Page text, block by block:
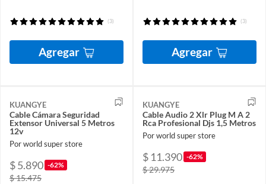
(3)
Agregar
(3)
Agregar
KUANGYE
Cable Cámara Seguridad
Extensor Universal 5 Metros
12v
Por world super store
$ 5.890 -62%
$ 15.475
KUANGYE
Cable Audio 2 Xlr Plug M A 2
Rca Profesional Djs 1,5 Metros
Por world super store
$ 11.390 -62%
$ 29.975